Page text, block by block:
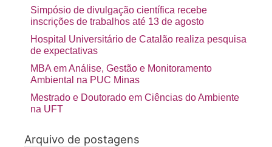
Simpósio de divulgação científica recebe
inscrições de trabalhos até 13 de agosto
Hospital Universitário de Catalão realiza pesquisa
de expectativas
MBA em Análise, Gestão e Monitoramento
Ambiental na PUC Minas
Mestrado e Doutorado em Ciências do Ambiente
na UFT
Arquivo de postagens
Arquivo